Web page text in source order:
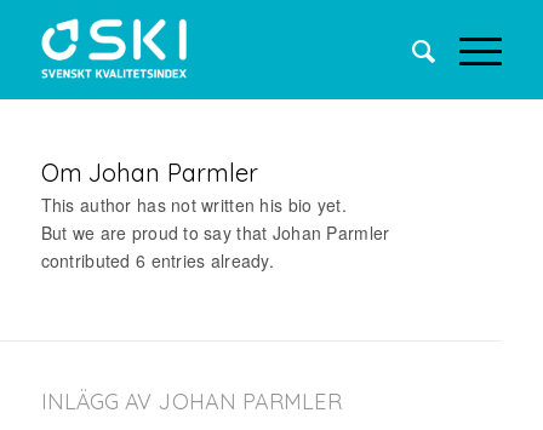
Om Johan Parmler
This author has not written his bio yet.
But we are proud to say that Johan Parmler
contributed 6 entries already.
INLÄGG AV JOHAN PARMLER